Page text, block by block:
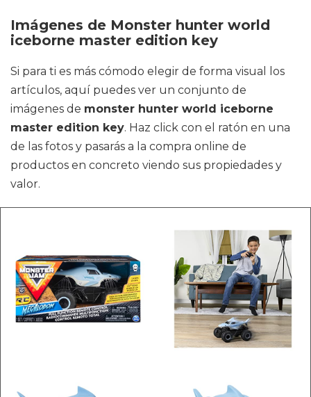
Imágenes de Monster hunter world
iceborne master edition key
Si para ti es más cómodo elegir de forma visual los
artículos, aquí puedes ver un conjunto de
imágenes de monster hunter world iceborne
master edition key. Haz click con el ratón en una
de las fotos y pasarás a la compra online de
productos en concreto viendo sus propiedades y
valor.